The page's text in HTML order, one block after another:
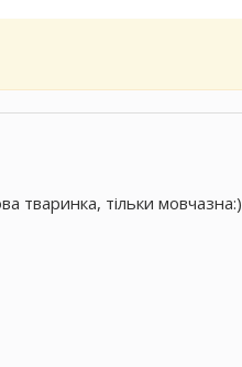
тваринка, тільки мовчазна:)